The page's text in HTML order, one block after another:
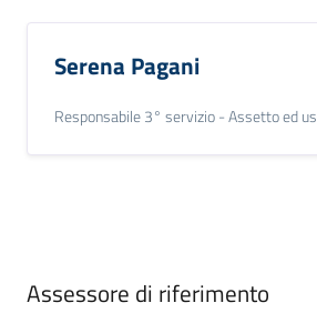
Serena Pagani
Responsabile 3° servizio - Assetto ed
Assessore di riferimento